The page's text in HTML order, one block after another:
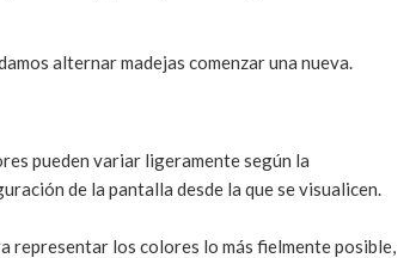
alternar madejas comenzar una nueva.
pueden variar ligeramente según la
de la pantalla desde la que se visualicen.
representar los colores lo más fielmente posible,